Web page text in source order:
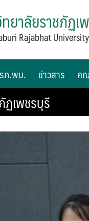
ยาลัยราชภัฏเ
Rajabhat University
ภ.พบ. ข่าวสาร ค
ฏเพชรบุรี